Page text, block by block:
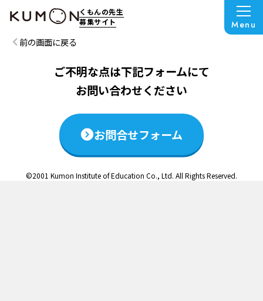
くもんの先生
募集サイト
Menu
この説明会は終了いたしました
前の画面に戻る
ご不明な点は下記フォームにて
お問い合わせください
お問合せフォーム
©2001 Kumon Institute of Education Co., Ltd. All Rights Reserved.